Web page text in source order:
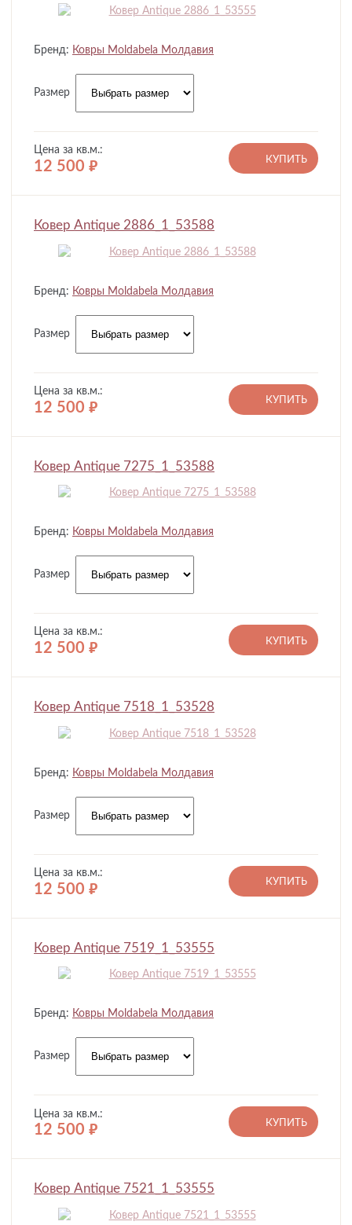
Бренд: Ковры Moldabela Молдавия
Размер
Цена за кв.м.:
12 500 руб.
КУПИТЬ
Ковер Antique 2886_1_53588
Бренд: Ковры Moldabela Молдавия
Размер
Цена за кв.м.:
12 500 руб.
КУПИТЬ
Ковер Antique 7275_1_53588
Бренд: Ковры Moldabela Молдавия
Размер
Цена за кв.м.:
12 500 руб.
КУПИТЬ
Ковер Antique 7518_1_53528
Бренд: Ковры Moldabela Молдавия
Размер
Цена за кв.м.:
12 500 руб.
КУПИТЬ
Ковер Antique 7519_1_53555
Бренд: Ковры Moldabela Молдавия
Размер
Цена за кв.м.:
12 500 руб.
КУПИТЬ
Ковер Antique 7521_1_53555